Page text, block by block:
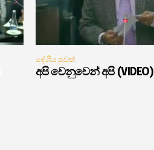
දේශීය පුවත්
අපි වෙනුවෙන් අපි (VIDEO)